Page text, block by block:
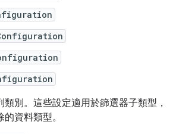
別。這些設定適用於篩選器子類型，
資料類型。